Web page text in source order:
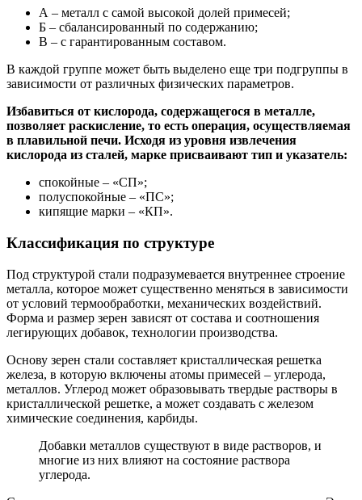
А – металл с самой высокой долей примесей;
Б – сбалансированный по содержанию;
В – с гарантированным составом.
В каждой группе может быть выделено еще три подгруппы в
зависимости от различных физических параметров.
Избавиться от кислорода, содержащегося в металле,
позволяет раскисление, то есть операция, осуществляемая
в плавильной печи. Исходя из уровня извлечения
кислорода из сталей, марке присваивают тип и указатель:
спокойные – «СП»;
полуспокойные – «ПС»;
кипящие марки – «КП».
Классификация по структуре
Под структурой стали подразумевается внутреннее строение
металла, которое может существенно меняться в зависимости
от условий термообработки, механических воздействий.
Форма и размер зерен зависят от состава и соотношения
легирующих добавок, технологии производства.
Основу зерен стали составляет кристаллическая решетка
железа, в которую включены атомы примесей – углерода,
металлов. Углерод может образовывать твердые растворы в
кристаллической решетке, а может создавать с железом
химические соединения, карбиды.
Добавки металлов существуют в виде растворов, и
многие из них влияют на состояние раствора
углерода.